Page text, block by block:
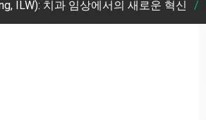
ILW): 치과 임상에서의 새로운 혁신